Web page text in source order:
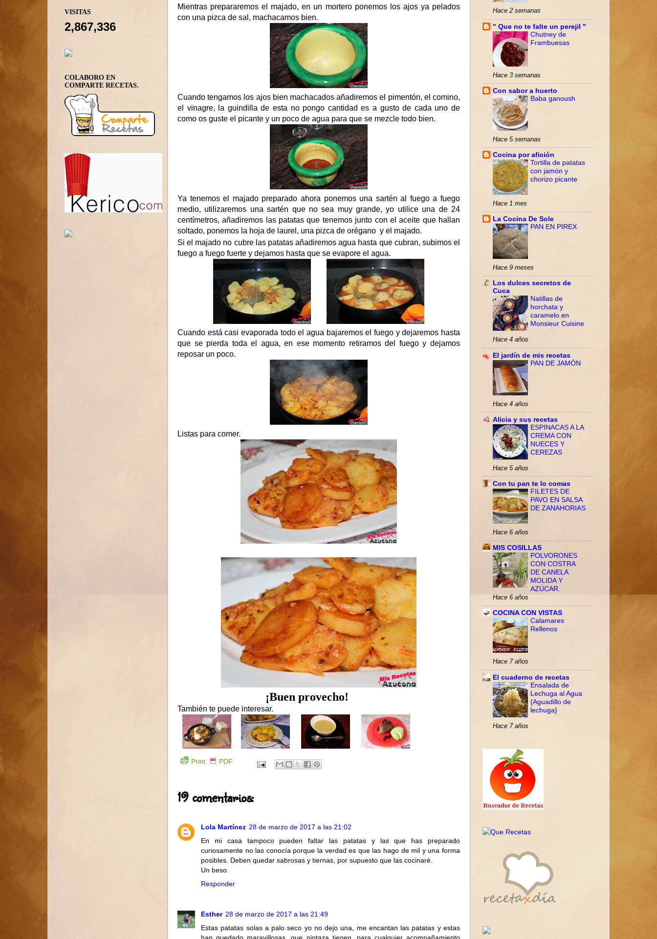
Mientras prepararemos el majado, en un mortero ponemos los ajos ya pelados
con una pizca de sal, machacamos bien.
Cuando tengamos los ajos bien machacados añadiremos el pimentón, el comino,
el vinagre, la guindilla de esta no pongo cantidad es a gusto de cada uno de
como os guste el picante y un poco de agua para que se mezcle todo bien.
Ya tenemos el majado preparado ahora ponemos una sartén al fuego a fuego
medio, utilizaremos una sartén que no sea muy grande, yo utilice una de 24
centímetros, añadiremos las patatas que tenemos junto con el aceite que hallan
soltado, ponemos la hoja de laurel, una pizca de orégano y el majado.
Si el majado no cubre las patatas añadiremos agua hasta que cubran, subimos el
fuego a fuego fuerte y dejamos hasta que se evapore el agua.
Cuando está casi evaporada todo el agua bajaremos el fuego y dejaremos hasta
que se pierda toda el agua, en ese momento retiramos del fuego y dejamos
reposar un poco.
Listas para comer.
¡Buen provecho!
También te puede interesar.
Print PDF
19 comentarios:
Lola Martínez 28 de marzo de 2017 a las 21:02
En mi casa tampoco pueden faltar las patatas y las que has preparado
curiosamente no las conocía porque la verdad es que las hago de mil y una forma
posibles. Deben quedar sabrosas y tiernas, por supuesto que las cocinaré.
Un beso.
Responder
Esther 28 de marzo de 2017 a las 21:49
Estas patatas solas a palo seco yo no dejo una, me encantan las patatas y estas
VISITAS
2,867,336
COLABORO EN
COMPARTE RECETAS.
Hace 2 semanas
" Que no te falte un perejil "
Chutney de
Frambuesas
Hace 3 semanas
Con sabor a huerto
Baba ganoush
Hace 5 semanas
Cocina por afición
Tortilla de patatas
con jamón y
chorizo picante
Hace 1 mes
La Cocina De Sole
PAN EN PIREX
Hace 9 meses
Los dulces secretos de
Cuca
Natillas de
horchata y
caramelo en
Monsieur Cuisine
Hace 4 años
El jardín de mis recetas
PAN DE JAMÓN
Hace 4 años
Alicia y sus recetas
ESPINACAS A LA
CREMA CON
NUECES Y
CEREZAS
Hace 5 años
Con tu pan te lo comas
FILETES DE
PAVO EN SALSA
DE ZANAHORIAS
Hace 6 años
MIS COSILLAS
POLVORONES
CON COSTRA
DE CANELA
MOLIDA Y
AZÚCAR.
Hace 6 años
COCINA CON VISTAS
Calamares
Rellenos
Hace 7 años
El cuaderno de recetas
Ensalada de
Lechuga al Agua
{Aguadillo de
lechuga}
Hace 7 años